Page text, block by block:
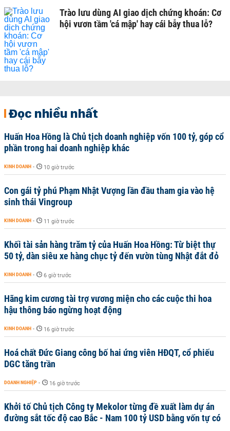
Trào lưu dùng AI giao dịch chứng khoán: Cơ
hội vươn tầm 'cá mập' hay cái bẫy thua lỗ?
Đọc nhiều nhất
Huấn Hoa Hồng là Chủ tịch doanh nghiệp vốn 100 tỷ, góp cổ
phần trong hai doanh nghiệp khác
KINH DOANH - 10 giờ trước
Con gái tỷ phú Phạm Nhật Vượng lần đầu tham gia vào hệ
sinh thái Vingroup
KINH DOANH - 11 giờ trước
Khối tài sản hàng trăm tỷ của Huấn Hoa Hồng: Từ biệt thự
50 tỷ, dàn siêu xe hàng chục tỷ đến vườn tùng Nhật đắt đỏ
KINH DOANH - 6 giờ trước
Hãng kim cương tài trợ vương miện cho các cuộc thi hoa
hậu thông báo ngừng hoạt động
KINH DOANH - 16 giờ trước
Hoá chất Đức Giang công bố hai ứng viên HĐQT, cổ phiếu
DGC tăng trần
DOANH NGHIỆP - 16 giờ trước
Khởi tố Chủ tịch Công ty Mekolor từng đề xuất làm dự án
đường sắt tốc độ cao Bắc - Nam 100 tỷ USD bằng vốn tự có